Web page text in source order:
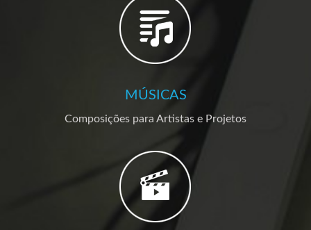
MÚSICAS
Composições para Artistas e Projetos